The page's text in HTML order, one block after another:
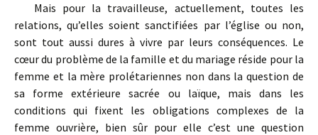
Mais pour la travailleuse, actuellement, toutes les
relations, qu’elles soient sanctifiées par l’église ou non,
sont tout aussi dures à vivre par leurs conséquences. Le
cœur du problème de la famille et du mariage réside pour la
femme et la mère prolétariennes non dans la question de
sa forme extérieure sacrée ou laïque, mais dans les
conditions qui fixent les obligations complexes de la
femme ouvrière, bien sûr pour elle c’est une question